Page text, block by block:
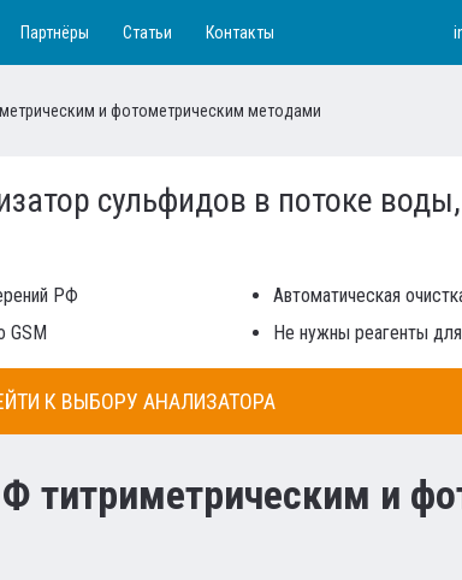
Партнёры Статьи Контакты
и фотометрическим методами
сульфидов в потоке
РФ
GSM
Автоматическая
Не нужны реагенты
К ВЫБОРУ АНАЛИЗАТОРА
титриметрическим и